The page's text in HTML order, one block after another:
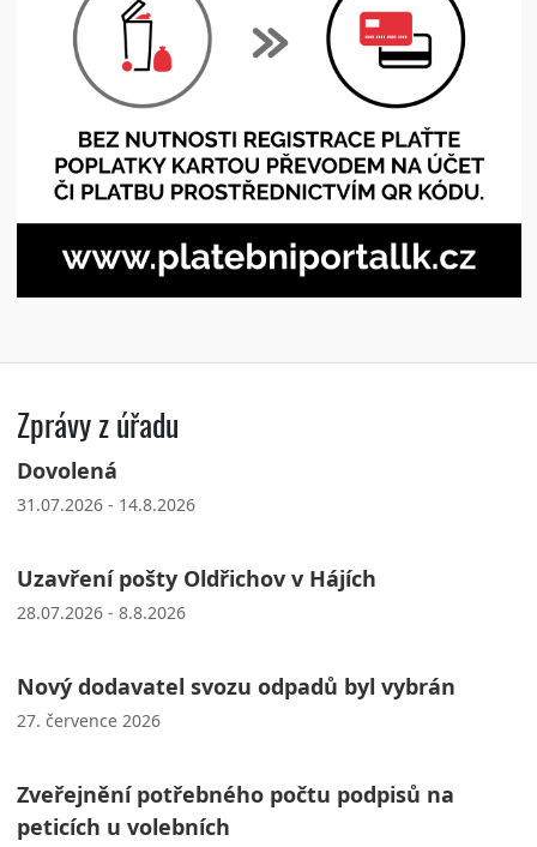
Zprávy z úřadu
Dovolená
31.07.2026 - 14.8.2026
Uzavření pošty Oldřichov v Hájích
28.07.2026 - 8.8.2026
Nový dodavatel svozu odpadů byl vybrán
27. července 2026
Zveřejnění potřebného počtu podpisů na
peticích u volebních